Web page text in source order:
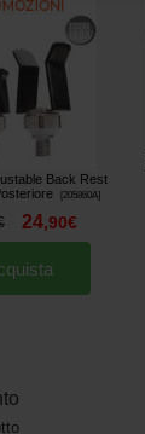
Back Rest
[205860A]
24,90€